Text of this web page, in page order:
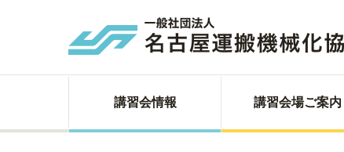
講習会情報 講習会場ご案内